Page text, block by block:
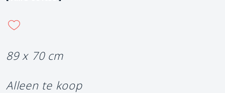
89 x 70 cm
Alleen te koop